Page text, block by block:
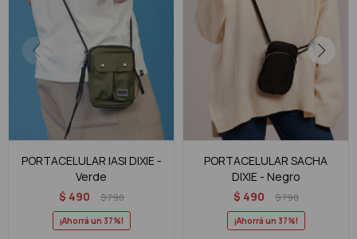
PORTACELULAR IASI DIXIE -
Verde
$ 490 $790
37
PORTACELULAR SACHA
DIXIE - Negro
$ 490 $790
37